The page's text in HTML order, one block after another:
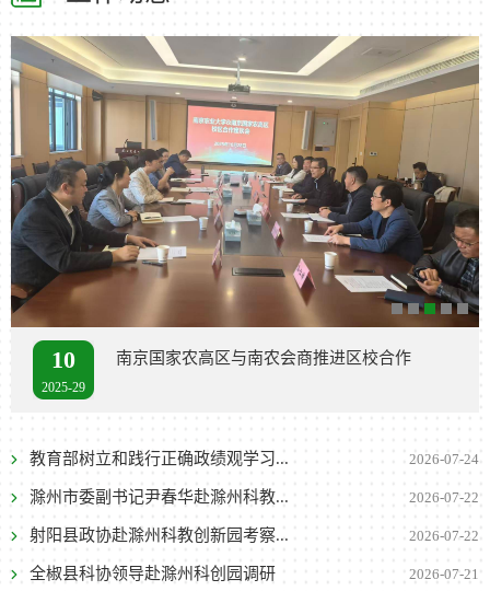
10
2025-29
南京国家农高区与南农会商推进区校合作
10
2025-27
我校实基处党支部与安徽农业大学实验室安全管理
2026-07-24
教育部树立和践行正确政绩观学习...
2026-07-22
滁州市委副书记尹春华赴滁州科教...
2026-07-22
射阳县政协赴滁州科教创新园考察...
2026-07-21
全椒县科协领导赴滁州科创园调研